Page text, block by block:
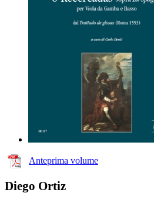
Anteprima volume
Diego Ortiz